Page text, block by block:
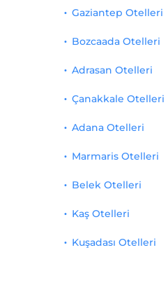
Gaziantep Otelleri
Bozcaada Otelleri
Adrasan Otelleri
Çanakkale Otelleri
Adana Otelleri
Marmaris Otelleri
Belek Otelleri
Kaş Otelleri
Kuşadası Otelleri